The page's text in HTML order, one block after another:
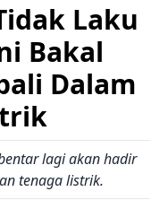
Laku
Bakal
Dalam
lagi akan hadir
tenaga listrik.